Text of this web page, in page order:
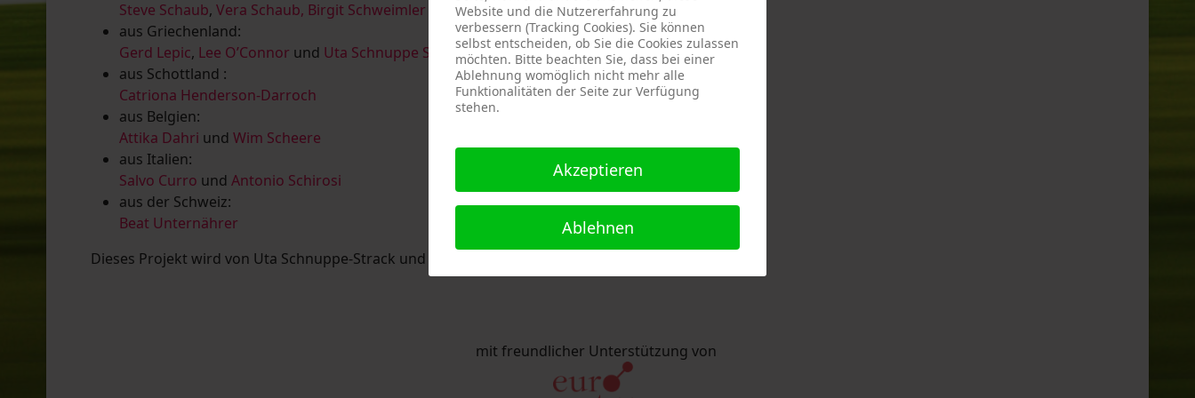
Steve Schaub, Vera Schaub, Birgit Schweimler & Serge DevadderundRolf Thärichen
aus Griechenland:
Gerd Lepic, Lee O’Connor und Uta Schnuppe Strack
aus Schottland :
Catriona Henderson-Darroch
aus Belgien:
Attika Dahri und Wim Scheere
aus Italien:
Salvo Curro und Antonio Schirosi
aus der Schweiz:
Beat Unternährer
Dieses Projekt wird von Uta Schnuppe-Strack und Eric Schaftlein organisiert.
mit freundlicher Unterstützung von
Website und die Nutzererfahrung zu
verbessern (Tracking Cookies). Sie können
selbst entscheiden, ob Sie die Cookies zulassen
möchten. Bitte beachten Sie, dass bei einer
Ablehnung womöglich nicht mehr alle
Funktionalitäten der Seite zur Verfügung
stehen.
Akzeptieren
Ablehnen